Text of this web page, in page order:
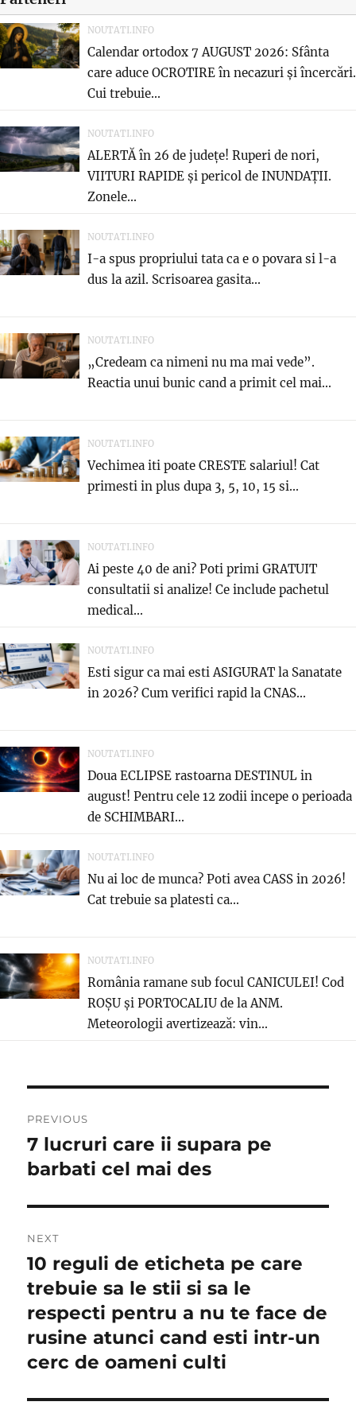
NOUTATI.INFO
Calendar ortodox 7 AUGUST 2026: Sfânta
care aduce OCROTIRE în necazuri și încercări.
Cui trebuie...
NOUTATI.INFO
ALERTĂ în 26 de județe! Ruperi de nori,
VIITURI RAPIDE și pericol de INUNDAȚII.
Zonele...
NOUTATI.INFO
I-a spus propriului tata ca e o povara si l-a
dus la azil. Scrisoarea gasita...
NOUTATI.INFO
„Credeam ca nimeni nu ma mai vede”.
Reactia unui bunic cand a primit cel mai...
NOUTATI.INFO
Vechimea iti poate CRESTE salariul! Cat
primesti in plus dupa 3, 5, 10, 15 si...
NOUTATI.INFO
Ai peste 40 de ani? Poti primi GRATUIT
consultatii si analize! Ce include pachetul
medical...
NOUTATI.INFO
Esti sigur ca mai esti ASIGURAT la Sanatate
in 2026? Cum verifici rapid la CNAS...
NOUTATI.INFO
Doua ECLIPSE rastoarna DESTINUL in
august! Pentru cele 12 zodii incepe o perioada
de SCHIMBARI...
NOUTATI.INFO
Nu ai loc de munca? Poti avea CASS in 2026!
Cat trebuie sa platesti ca...
NOUTATI.INFO
România ramane sub focul CANICULEI! Cod
ROȘU și PORTOCALIU de la ANM.
Meteorologii avertizează: vin...
în
articole
PREVIOUS
Previous
post:
7 lucruri care ii supara pe
barbati cel mai des
NEXT
Next
post:
10 reguli de eticheta pe care
trebuie sa le stii si sa le
respecti pentru a nu te face de
rusine atunci cand esti intr-un
cerc de oameni culti